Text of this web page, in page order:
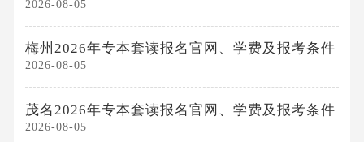
2026-08-05
梅州2026年专本套读报名官网、学费及报考条件
2026-08-05
茂名2026年专本套读报名官网、学费及报考条件
2026-08-05